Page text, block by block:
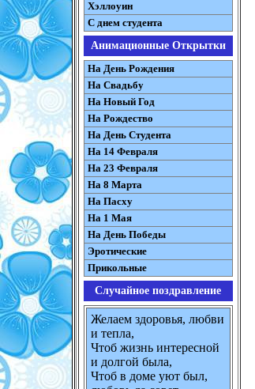
Хэллоуин
С днем студента
Анимационные Открытки
На День Рождения
На Свадьбу
На Новый Год
На Рождество
На День Студента
На 14 Февраля
На 23 Февраля
На 8 Марта
На Пасху
На 1 Мая
На День Победы
Эротические
Прикольные
Случайное поздравление
Желаем здоровья, любви
и тепла,
Чтоб жизнь интересной
и долгой была,
Чтоб в доме уют был,